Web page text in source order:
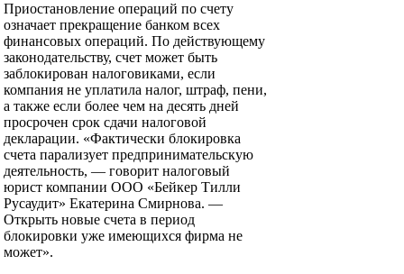
Приостановление операций по счету
означает прекращение банком всех
финансовых операций. По действующему
законодательству, счет может быть
заблокирован налоговиками, если
компания не уплатила налог, штраф, пени,
а также если более чем на десять дней
просрочен срок сдачи налоговой
декларации. «Фактически блокировка
счета парализует предпринимательскую
деятельность, — говорит налоговый
юрист компании ООО «Бейкер Тилли
Русаудит» Екатерина Смирнова. —
Открыть новые счета в период
блокировки уже имеющихся фирма не
может».